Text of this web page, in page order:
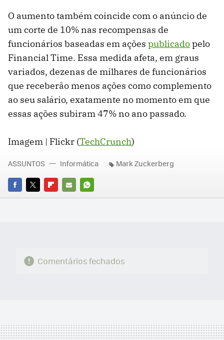
O aumento também coincide com o anúncio de
um corte de 10% nas recompensas de
funcionários baseadas em ações publicadopelo
Financial Time. Essa medida afeta, em graus
variados, dezenas de milhares de funcionários
que receberão menos ações como complemento
ao seu salário, exatamente no momento em que
essas ações subiram 47% no ano passado.
Imagem | Flickr (TechCrunch)
FACEBOOK
TWITTERFLIPBOARD
E-
WHATSAPP
ASSUNTOS Informática Mark Zuckerberg
Comentários fechados